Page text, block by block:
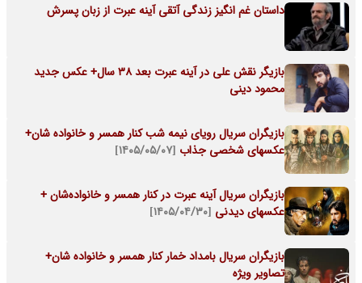
داستان غم انگیز زندگی آتقی آینه عبرت از زبان پسرش
بازیگر نقش علی در آینه عبرت بعد 38 سال+ عکس جدید
محمود دینی
بازیگران سریال رویای نیمه شب کنار همسر و خانواده شان+
عکسهای شخصی جذاب [۱۴۰۵/۰۵/۰۷]
بازیگران سریال آینه عبرت در کنار همسر و خانواده‌شان +
عکسهای دیدنی [۱۴۰۵/۰۴/۳۰]
بازیگران سریال بامداد خمار کنار همسر و خانواده شان+
تصاویر ویژه